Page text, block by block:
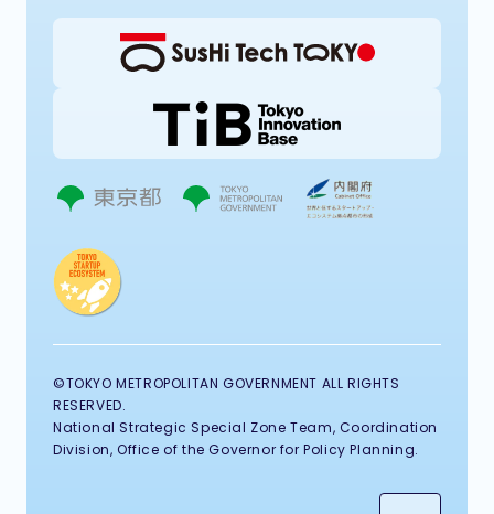
©TOKYO METROPOLITAN GOVERNMENT ALL RIGHTS
RESERVED.
National Strategic Special Zone Team, Coordination
Division, Office of the Governor for Policy Planning.